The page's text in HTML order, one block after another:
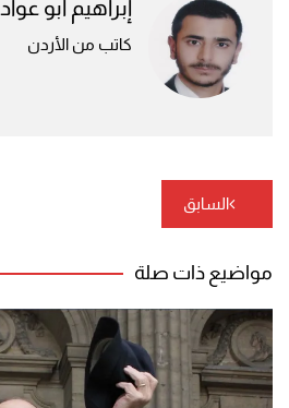
إبراهيم أبو عواد
كاتب من الأردن
تصفّح
المقالات
السابق
مواضيع ذات صلة